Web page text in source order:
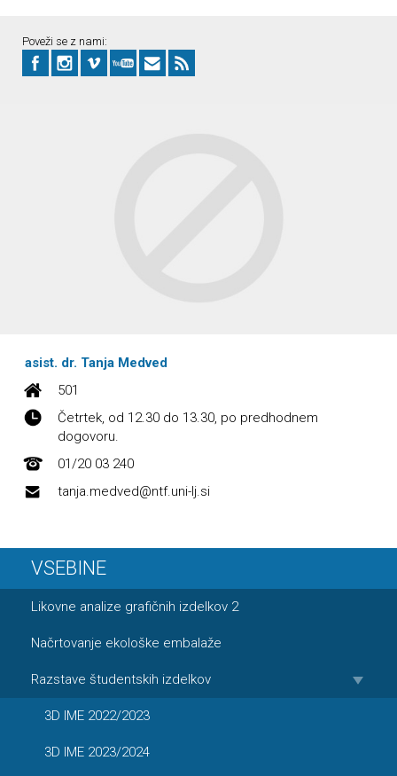
Poveži se z nami:
asist. dr. Tanja Medved
501
Četrtek, od 12.30 do 13.30, po predhodnem
dogovoru.
01/20 03 240
tanja.medved@ntf.uni-lj.si
VSEBINE
Likovne analize grafičnih izdelkov 2
Načrtovanje ekološke embalaže
Razstave študentskih izdelkov
3D IME 2022/2023
3D IME 2023/2024